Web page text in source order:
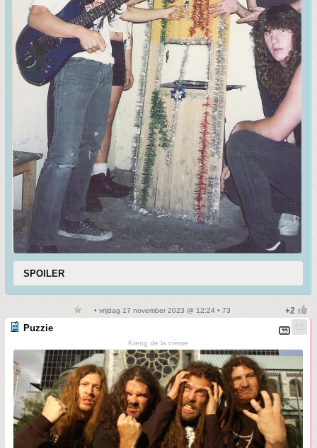
SPOILER
• vrijdag 17 november 2023 @ 12:24 • 73
Puzzie
Kreng de la crème